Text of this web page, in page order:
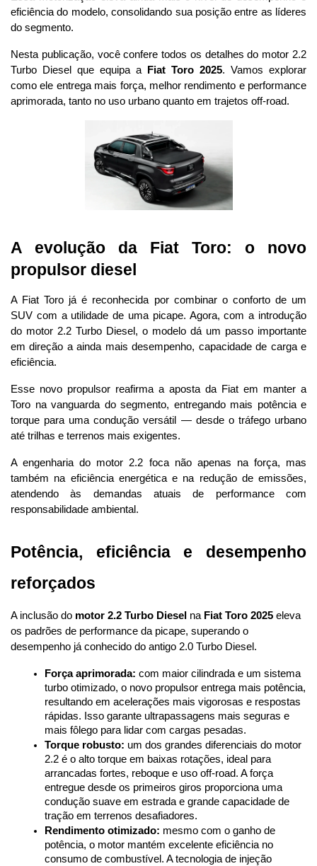
eficiência do modelo, consolidando sua posição entre as líderes
do segmento.
Nesta publicação, você confere todos os detalhes do motor 2.2
Turbo Diesel que equipa a
Fiat Toro 2025. Vamos explorar
como ele entrega mais força, melhor rendimento e performance
aprimorada, tanto no uso urbano quanto em trajetos off-road.
A evolução da Fiat Toro: o novo
propulsor diesel
A Fiat Toro já é reconhecida por combinar o conforto de um
SUV com a utilidade de uma picape. Agora, com a introdução
do motor 2.2 Turbo Diesel, o modelo dá um passo importante
em direção a ainda mais desempenho, capacidade de carga e
eficiência.
Esse novo propulsor reafirma a aposta da Fiat em manter a
Toro na vanguarda do segmento, entregando mais potência e
torque para uma condução versátil — desde o tráfego urbano
até trilhas e terrenos mais exigentes.
A engenharia do motor 2.2 foca não apenas na força, mas
também na eficiência energética e na redução de emissões,
atendendo às demandas atuais de performance com
responsabilidade ambiental.
Potência, eficiência e desempenho
reforçados
A inclusão do motor 2.2 Turbo Diesel na Fiat Toro 2025 eleva
os padrões de performance da picape, superando o
desempenho já conhecido do antigo 2.0 Turbo Diesel.
Força aprimorada: com maior cilindrada e um sistema
turbo otimizado, o novo propulsor entrega mais potência,
resultando em acelerações mais vigorosas e respostas
rápidas. Isso garante ultrapassagens mais seguras e
mais fôlego para lidar com cargas pesadas.
Torque robusto: um dos grandes diferenciais do motor
2.2 é o alto torque em baixas rotações, ideal para
arrancadas fortes, reboque e uso off-road. A força
entregue desde os primeiros giros proporciona uma
condução suave em estrada e grande capacidade de
tração em terrenos desafiadores.
Rendimento otimizado: mesmo com o ganho de
potência, o motor mantém excelente eficiência no
consumo de combustível. A tecnologia de injeção